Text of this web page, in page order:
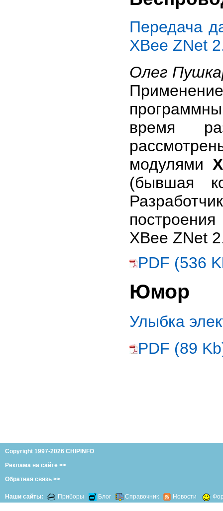
Передача
XBee ZNet
Олег
время
модулями
(бывшая
XBee ZNet
PDF (536
Юмор
Улыбка
PDF (89
Copyright 1997-2026 CHIPINFO
Реклама на сайте >>
Обратная связь >>
Наши сайты: Приборы Блог Справочник Новости